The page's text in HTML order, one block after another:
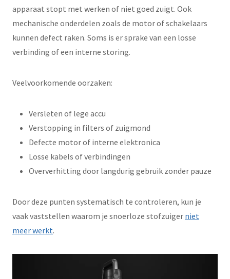
apparaat stopt met werken of niet goed zuigt. Ook
mechanische onderdelen zoals de motor of schakelaars
kunnen defect raken. Soms is er sprake van een losse
verbinding of een interne storing.
Veelvoorkomende oorzaken:
Versleten of lege accu
Verstopping in filters of zuigmond
Defecte motor of interne elektronica
Losse kabels of verbindingen
Oververhitting door langdurig gebruik zonder pauze
Door deze punten systematisch te controleren, kun je
vaak vaststellen waarom je snoerloze stofzuiger niet
meer werkt.